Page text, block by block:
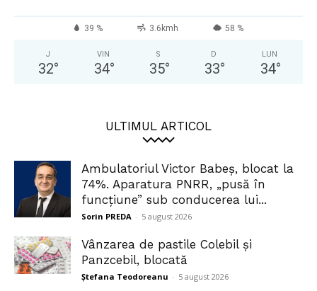
39 % 3.6kmh 58 %
J
32°
VIN
34°
S
35°
D
33°
LUN
34°
ULTIMUL ARTICOL
Ambulatoriul Victor Babeș, blocat la
74%. Aparatura PNRR, „pusă în
funcțiune” sub conducerea lui...
Sorin PREDA - 5 august 2026
Vânzarea de pastile Colebil și
Panzcebil, blocată
Ștefana Teodoreanu - 5 august 2026